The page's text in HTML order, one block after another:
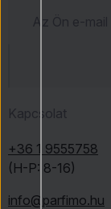
Kapcsolat
+36 1 9555758
(H-P: 8-16)
info@parfimo.hu